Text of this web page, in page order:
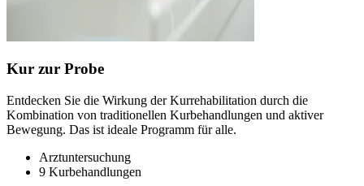
Kur zur Probe
Entdecken Sie die Wirkung der Kurrehabilitation durch die
Kombination von traditionellen Kurbehandlungen und aktiver
Bewegung. Das ist ideale Programm für alle.
Arztuntersuchung
9 Kurbehandlungen